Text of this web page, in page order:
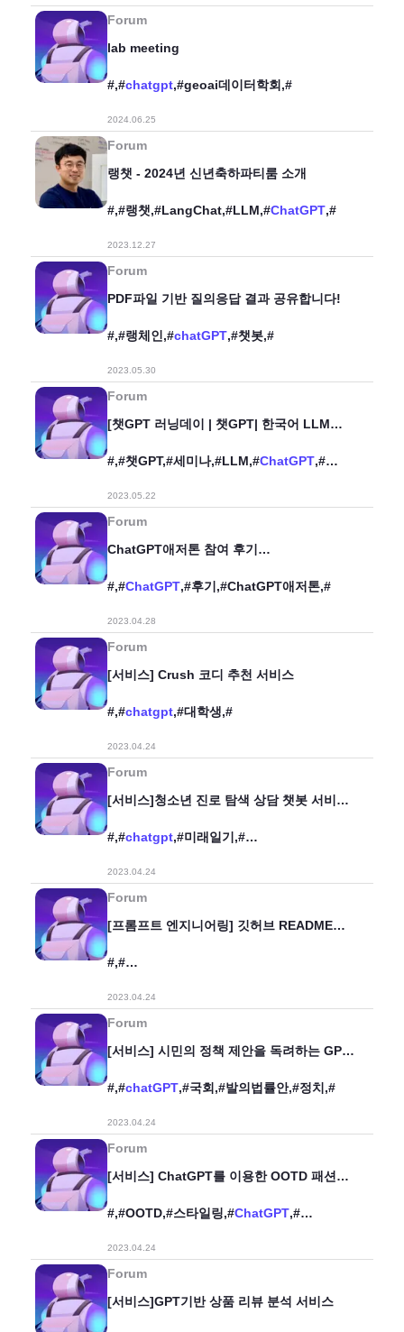
Forum
lab meeting
#,#chatgpt,#geoai데이터학회,#
2024.06.25
Forum
랭챗 - 2024년 신년축하파티룸 소개
#,#랭챗,#LangChat,#LLM,#ChatGPT,#
2023.12.27
Forum
PDF파일 기반 질의응답 결과 공유합니다!
#,#랭체인,#chatGPT,#챗봇,#
2023.05.30
Forum
[챗GPT 러닝데이 | 챗GPT| 한국어 LLM
#,#챗GPT,#세미나,#LLM,#ChatGPT,#
2023.05.22
Forum
ChatGPT애저톤 참여 후기
#,#ChatGPT,#후기,#ChatGPT애저톤,#
2023.04.28
Forum
[서비스] Crush 코디 추천 서비스
#,#chatgpt,#대학생,#
2023.04.24
Forum
[서비스]청소년 진로 탐색 상담 챗봇 서비스
#,#chatgpt,#미래일기,#
2023.04.24
Forum
[프롬프트 엔지니어링] 깃허브 README
#,#
2023.04.24
Forum
[서비스] 시민의 정책 제안을 독려하는 GPT
#,#chatGPT,#국회,#발의법률안,#정치,#
2023.04.24
Forum
[서비스] ChatGPT를 이용한 OOTD 패션
#,#OOTD,#스타일링,#ChatGPT,#
2023.04.24
Forum
[서비스]GPT기반 상품 리뷰 분석 서비스